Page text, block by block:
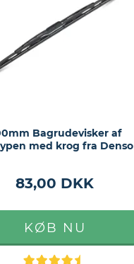
Bagrudevisker af
med krog fra Denso
83,00 DKK